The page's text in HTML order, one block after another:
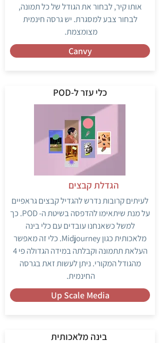
אותו קיר, לבחור את הגודל של כל תמונה,
לבחור צבע למסגרת. יש גרסה חינמית
מצומצמת.
Canvy
כלי עזר ל-POD
לעיתים קרובות נדרש להגדיל קבצים גראפיים
על מנת שיתאימו להדפסה בשיטת ה- POD. כך
למשל כשאנחנו עובדים עם כלי בינה
מלאכותית כגון Midjourney. כלי זה מאפשר
העלאת תתמונה וקבלתה במידה הגדולה פי 4
מהגודל המקורי. ניתן לעשות זאת בגרסה
החינמית.
Up Scale Media
הגדלת קבצים
בינה מלאכותית